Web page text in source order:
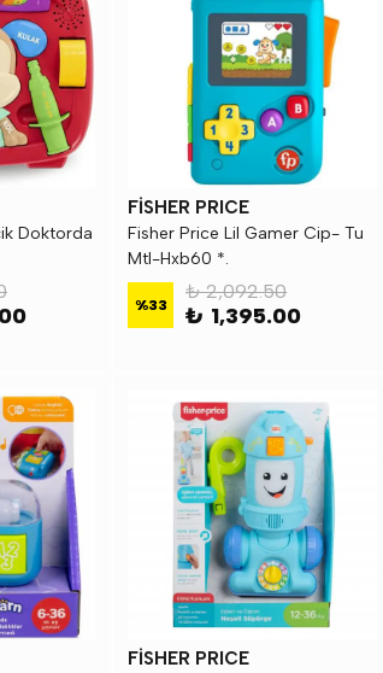
Doktorda
FİSHER PRICE
Fisher Price Lil Gamer Cip- Tu
Mtl-Hxb60 *.
%33
₺ 2,092.50
₺ 1,395.00
FİSHER PRICE